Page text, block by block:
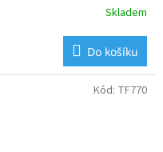
Skladem
Do košíku
Kód: TF770